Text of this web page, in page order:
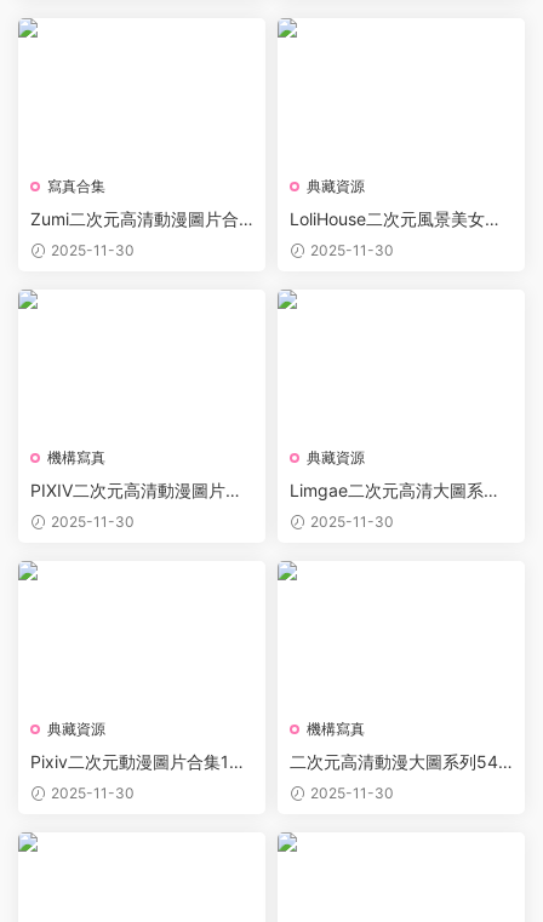
寫真合集
Zumi二次元高清動漫圖片合
集6366P 22.6GB打包下載
2025-11-30
典藏資源
LoliHouse二次元風景美女動
漫壁紙合集下載10170P 35G
2025-11-30
機構寫真
PIXIV二次元高清動漫圖片精
選合集16319P 25.4GB打包
2025-11-30
典藏資源
Limgae二次元高清大圖系列
合集1949P 9GB打包下載
2025-11-30
典藏資源
Pixiv二次元動漫圖片合集108
88P 33GB打包下載
2025-11-30
機構寫真
二次元高清動漫大圖系列549
5P合集 40.3GB打包下載
2025-11-30